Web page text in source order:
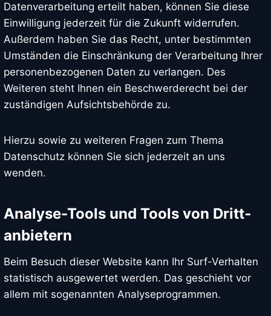
Datenverarbeitung erteilt haben, können Sie diese
Einwilligung jederzeit für die Zukunft widerrufen.
Außerdem haben Sie das Recht, unter bestimmten
Umständen die Einschränkung der Verarbeitung Ihrer
personenbezogenen Daten zu verlangen. Des
Weiteren steht Ihnen ein Beschwerderecht bei der
zuständigen Aufsichtsbehörde zu.
Hierzu sowie zu weiteren Fragen zum Thema
Datenschutz können Sie sich jederzeit an uns
wenden.
Analyse-Tools und Tools von Dritt­
anbietern
Beim Besuch dieser Website kann Ihr Surf-Verhalten
statistisch ausgewertet werden. Das geschieht vor
allem mit sogenannten Analyseprogrammen.